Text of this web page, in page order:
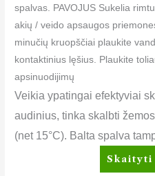
spalvas. PAVOJUS Sukelia
akių / veido apsaugos
minučių kruopščiai plaukite
kontaktinius lęšius. Plaukite
apsinuodijimų
Veikia ypatingai efektyviai
audinius, tinka skalbti
(net 15°C). Balta spalva
Skaityti